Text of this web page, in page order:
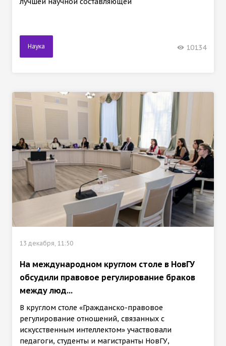
Наука 10134
13 декабря, 11:50
На международном круглом столе в НовГУ
обсудили правовое регулирование браков
между люд...
В круглом столе «Гражданско-правовое
регулирование отношений, связанных с
искусственным интеллектом» участвовали
педагоги, студенты и магистранты НовГУ,